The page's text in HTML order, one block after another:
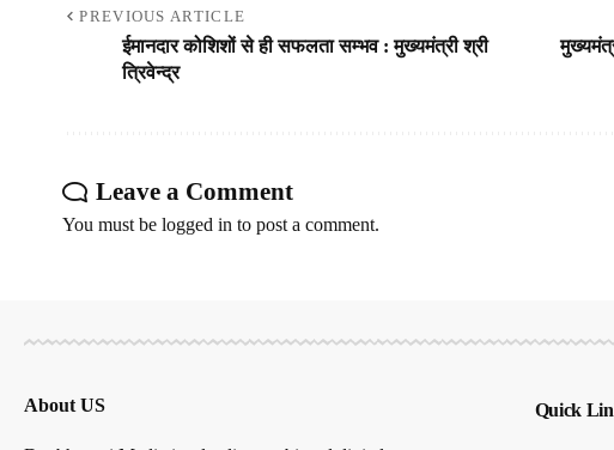
PREVIOUS ARTICLE
ईमानदार कोशिशों से ही सफलता सम्भव : मुख्यमंत्री श्री
त्रिवेन्द्र
Leave a Comment
You must be logged in to post a comment.
About US Quick